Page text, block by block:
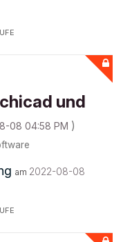
und
08 04:58 PM )
am ‎2022-08-08